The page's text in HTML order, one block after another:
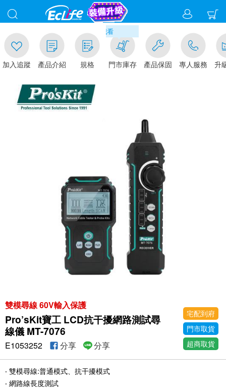
加入追蹤 產品介紹 規格
滿千元門市取貨現折1%(部分商
門市庫存 產品保固 專人服務 升
雙模尋線 60V輸入保護
Pro’sKit寶工 LCD抗干擾網路測試尋
線儀 MT-7076
宅配到府
門市取貨
超商取貨
E1053252 分享 分享
‧ 雙模尋線:普通模式、抗干擾模式
‧ 網路線長度測試